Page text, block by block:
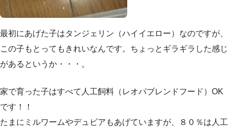
最初にあげた子はタンジェリン（ハイイエロー）なのですが、
この子もとってもきれいなんです。ちょっとギラギラした感じ
があるというか・・・。
家で育った子はすべて人工飼料（レオパブレンドフード）OK
です！！
たまにミルワームやデュビアもあげていますが、８０％は人工